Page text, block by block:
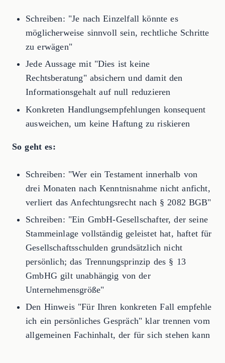
Schreiben: "Je nach Einzelfall könnte es
möglicherweise sinnvoll sein, rechtliche Schritte
zu erwägen"
Jede Aussage mit "Dies ist keine
Rechtsberatung" absichern und damit den
Informationsgehalt auf null reduzieren
Konkreten Handlungsempfehlungen konsequent
ausweichen, um keine Haftung zu riskieren
So geht es:
Schreiben: "Wer ein Testament innerhalb von
drei Monaten nach Kenntnisnahme nicht anficht,
verliert das Anfechtungsrecht nach § 2082 BGB"
Schreiben: "Ein GmbH-Gesellschafter, der seine
Stammeinlage vollständig geleistet hat, haftet für
Gesellschaftsschulden grundsätzlich nicht
persönlich; das Trennungsprinzip des § 13
GmbHG gilt unabhängig von der
Unternehmensgröße"
Den Hinweis "Für Ihren konkreten Fall empfehle
ich ein persönliches Gespräch" klar trennen vom
allgemeinen Fachinhalt, der für sich stehen kann